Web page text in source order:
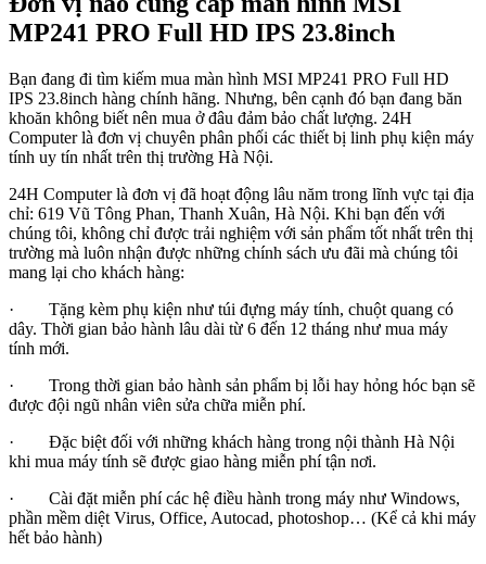
MP241 PRO Full HD IPS 23.8inch
Bạn đang đi tìm kiếm mua màn hình MSI MP241 PRO Full HD
IPS 23.8inch hàng chính hãng. Nhưng, bên cạnh đó bạn đang băn
khoăn không biết nên mua ở đâu đảm bảo chất lượng. 24H
Computer là đơn vị chuyên phân phối các thiết bị linh phụ kiện máy
tính uy tín nhất trên thị trường Hà Nội.
24H Computer là đơn vị đã hoạt động lâu năm trong lĩnh vực tại địa
chỉ: 619 Vũ Tông Phan, Thanh Xuân, Hà Nội. Khi bạn đến với
chúng tôi, không chỉ được trải nghiệm với sản phẩm tốt nhất trên thị
trường mà luôn nhận được những chính sách ưu đãi mà chúng tôi
mang lại cho khách hàng:
· Tặng kèm phụ kiện như túi đựng máy tính, chuột quang có
dây. Thời gian bảo hành lâu dài từ 6 đến 12 tháng như mua máy
tính mới.
· Trong thời gian bảo hành sản phẩm bị lỗi hay hỏng hóc bạn sẽ
được đội ngũ nhân viên sửa chữa miễn phí.
· Đặc biệt đối với những khách hàng trong nội thành Hà Nội
khi mua máy tính sẽ được giao hàng miễn phí tận nơi.
· Cài đặt miễn phí các hệ điều hành trong máy như Windows,
phần mềm diệt Virus, Office, Autocad, photoshop… (Kể cả khi máy
hết bảo hành)